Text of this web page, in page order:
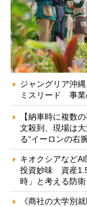
ジャングリア沖
ミスリード 事業
【納車時に複数
文殺到、現場は
る“イーロンの右
キオクシアなど
投資妙味 資産
時」と考える防
《商社の大学別